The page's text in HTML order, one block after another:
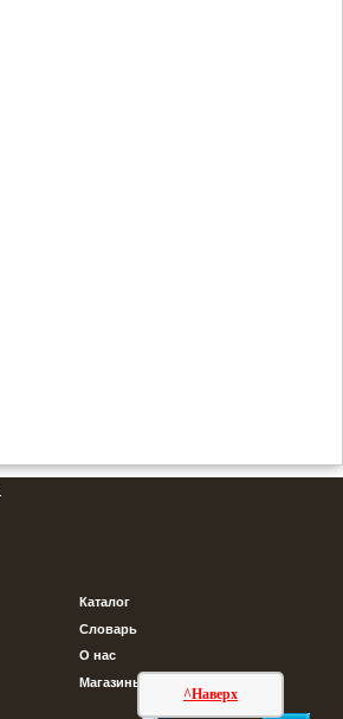
^Наверх
Каталог
Словарь
О нас
Магазины